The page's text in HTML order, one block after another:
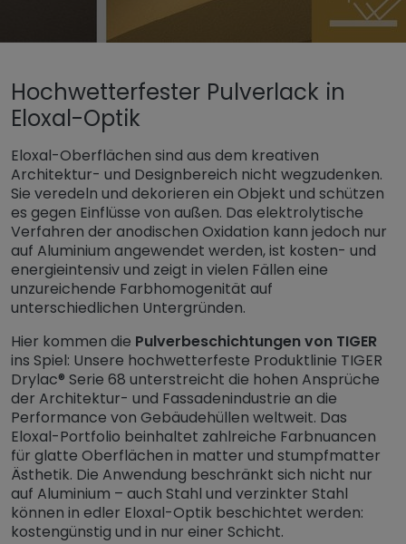
Pulverlack
Untermenü öffnen für „Pulverlack“
Metallics & Spezialeffekte
Eloxal-Optik
Hochwetterfester Pulverlack in
Eloxal-Optik
Eloxal-Oberflächen sind aus dem kreativen
Architektur- und Designbereich nicht wegzudenken.
Sie veredeln und dekorieren ein Objekt und schützen
es gegen Einflüsse von außen. Das elektrolytische
Verfahren der anodischen Oxidation kann jedoch nur
auf Aluminium angewendet werden, ist kosten- und
energieintensiv und zeigt in vielen Fällen eine
unzureichende Farbhomogenität auf
unterschiedlichen Untergründen.
Hier kommen die Pulverbeschichtungen von TIGER
ins Spiel: Unsere hochwetterfeste Produktlinie TIGER
Drylac® Serie 68 unterstreicht die hohen Ansprüche
der Architektur- und Fassadenindustrie an die
Performance von Gebäudehüllen weltweit. Das
Eloxal-Portfolio beinhaltet zahlreiche Farbnuancen
für glatte Oberflächen in matter und stumpfmatter
Ästhetik. Die Anwendung beschränkt sich nicht nur
auf Aluminium – auch Stahl und verzinkter Stahl
können in edler Eloxal-Optik beschichtet werden:
kostengünstig und in nur einer Schicht.